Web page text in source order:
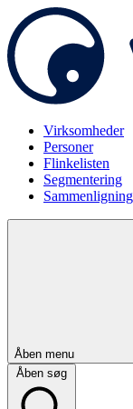
Virksomheder
Personer
Flinkelisten
Segmentering
Sammenligning
Åben menu
Åben søg